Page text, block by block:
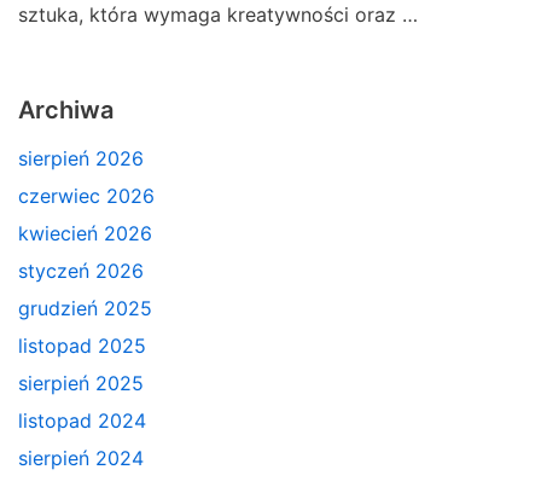
sztuka, która wymaga kreatywności oraz …
Archiwa
sierpień 2026
czerwiec 2026
kwiecień 2026
styczeń 2026
grudzień 2025
listopad 2025
sierpień 2025
listopad 2024
sierpień 2024